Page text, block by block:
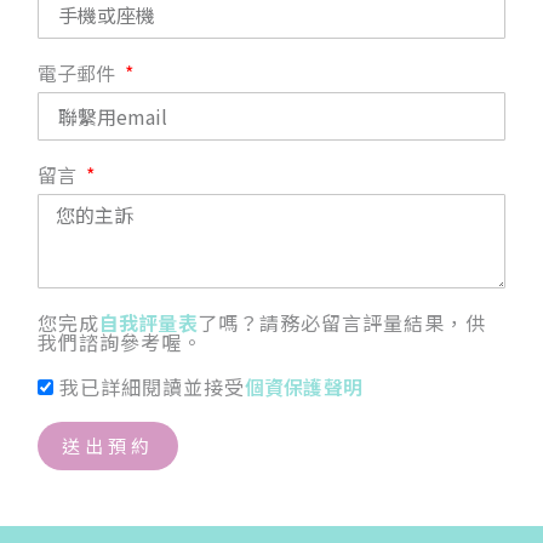
電子郵件
留言
您完成自我評量表了嗎？請務必留言評量結果，供
我們諮詢參考喔。
我已詳細閱讀並接受個資保護聲明
送出預約